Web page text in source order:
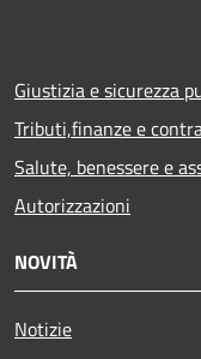
Giustizia e sicurezza
Tributi,finanze e
Salute, benessere e
Autorizzazioni
NOVITÀ
Notizie